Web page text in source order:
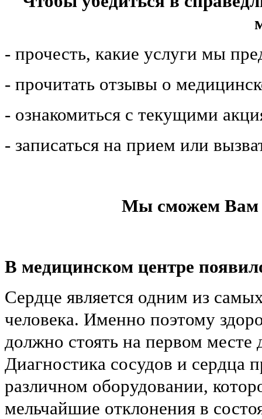
- прочесть, какие услуги мы
- прочитать отзывы о
- ознакомиться с текущими
- записаться на прием или
Мы сможем Вам
В медицинском центре
Сердце является одним из
человека. Именно поэтому
должно стоять на первом месте
Диагностика сосудов и сердца
различном оборудовании,
мельчайшие отклонения в